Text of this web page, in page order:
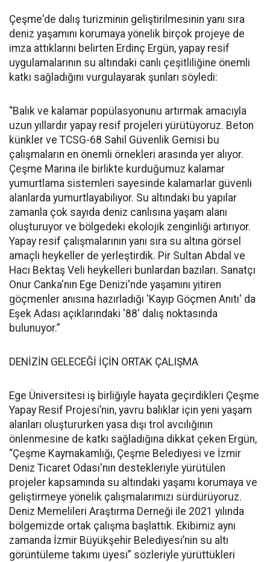
Çeşme'de dalış turizminin geliştirilmesinin yanı sıra
deniz yaşamını korumaya yönelik birçok projeye de
imza attıklarını belirten Erdinç Ergün, yapay resif
uygulamalarının su altındaki canlı çeşitliliğine önemli
katkı sağladığını vurgulayarak şunları söyledi:
“Balık ve kalamar popülasyonunu artırmak amacıyla
uzun yıllardır yapay resif projeleri yürütüyoruz. Beton
künkler ve TCSG-68 Sahil Güvenlik Gemisi bu
çalışmaların en önemli örnekleri arasında yer alıyor.
Çeşme Marina ile birlikte kurduğumuz kalamar
yumurtlama sistemleri sayesinde kalamarlar güvenli
alanlarda yumurtlayabiliyor. Su altındaki bu yapılar
zamanla çok sayıda deniz canlısına yaşam alanı
oluşturuyor ve bölgedeki ekolojik zenginliği artırıyor.
Yapay resif çalışmalarının yanı sıra su altına görsel
amaçlı heykeller de yerleştirdik. Pir Sultan Abdal ve
Hacı Bektaş Veli heykelleri bunlardan bazıları. Sanatçı
Onur Canka'nın Ege Denizi'nde yaşamını yitiren
göçmenler anısına hazırladığı 'Kayıp Göçmen Anıtı' da
Eşek Adası açıklarındaki '88' dalış noktasında
bulunuyor.”
DENİZİN GELECEĞİ İÇİN ORTAK ÇALIŞMA
Ege Üniversitesi iş birliğiyle hayata geçirdikleri Çeşme
Yapay Resif Projesi’nin, yavru balıklar için yeni yaşam
alanları oluştururken yasa dışı trol avcılığının
önlenmesine de katkı sağladığına dikkat çeken Ergün,
“Çeşme Kaymakamlığı, Çeşme Belediyesi ve İzmir
Deniz Ticaret Odası'nın destekleriyle yürütülen
projeler kapsamında su altındaki yaşamı korumaya ve
geliştirmeye yönelik çalışmalarımızı sürdürüyoruz.
Deniz Memelileri Araştırma Derneği ile 2021 yılında
bölgemizde ortak çalışma başlattık. Ekibimiz aynı
zamanda İzmir Büyükşehir Belediyesi’nin su altı
görüntüleme takımı üyesi” sözleriyle yürüttükleri